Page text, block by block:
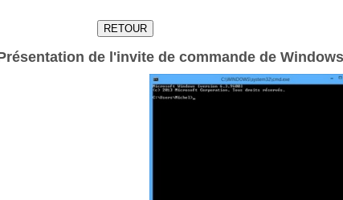
de l'invite de commande de